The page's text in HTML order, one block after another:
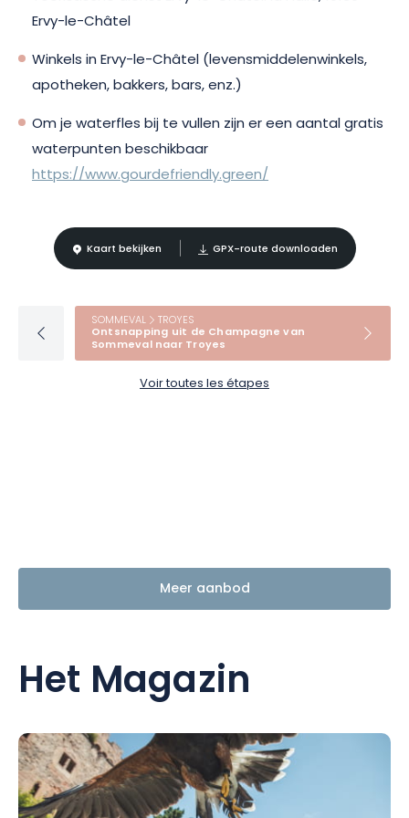
Ervy-le-Châtel
Winkels in Ervy-le-Châtel (levensmiddelenwinkels,
apotheken, bakkers, bars, enz.)
Om je waterfles bij te vullen zijn er een aantal gratis
waterpunten beschikbaar
https://www.gourdefriendly.green/
Kaart bekijken GPX-route downloaden
SOMMEVAL TROYES
Ontsnapping uit de Champagne van
Sommeval naar Troyes
Voir toutes les étapes
Meer aanbod
Het Magazin